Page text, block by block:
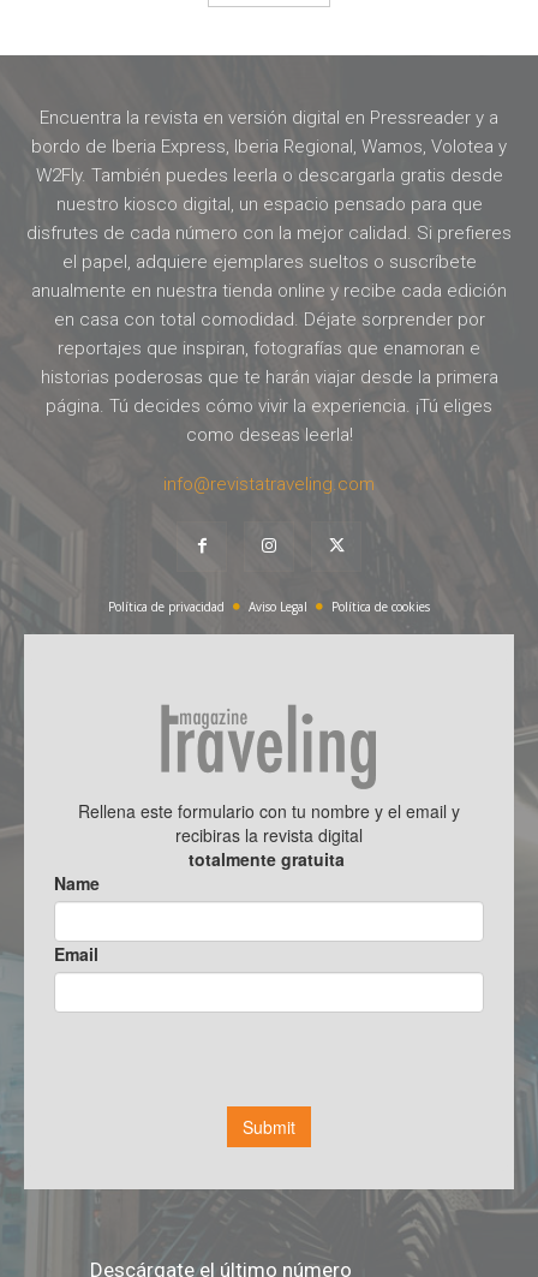
Encuentra la revista en versión digital en Pressreader y a
bordo de Iberia Express, Iberia Regional, Wamos, Volotea y
W2Fly. También puedes leerla o descargarla gratis desde
nuestro kiosco digital, un espacio pensado para que
disfrutes de cada número con la mejor calidad. Si prefieres
el papel, adquiere ejemplares sueltos o suscríbete
anualmente en nuestra tienda online y recibe cada edición
en casa con total comodidad. Déjate sorprender por
reportajes que inspiran, fotografías que enamoran e
historias poderosas que te harán viajar desde la primera
página. Tú decides cómo vivir la experiencia. ¡Tú eliges
como deseas leerla!
info@revistatraveling.com
Política de privacidad Aviso Legal Política de cookies
Descárgate el último número